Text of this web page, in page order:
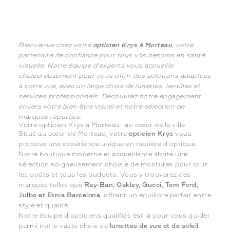
Bienvenue chez votre opticien Krys à Morteau , votre
partenaire de confiance pour tous vos besoins en santé
visuelle. Notre équipe d'experts vous accueille
chaleureusement pour vous offrir des solutions adaptées
à votre vue, avec un large choix de lunettes, lentilles et
services professionnels. Découvrez notre engagement
envers votre bien-être visuel et notre sélection de
marques réputées.
Votre opticien Krys à Morteau : au cœur de la ville
Situé au cœur de Morteau, votreopticien Krys vous
propose une expérience unique en matière d'optique.
Notre boutique moderne et accueillante abrite une
sélection soigneusement choisie de montures pour tous
les goûts et tous les budgets. Vous y trouverez des
marques telles que Ray-Ban, Oakley, Gucci, Tom Ford,
Julbo et Etnia Barcelona , offrant un équilibre parfait entre
style et qualité.
Notre équipe d'opticiens qualifiés est là pour vous guider
parmi notre vaste choix de lunettes de vue et de soleil